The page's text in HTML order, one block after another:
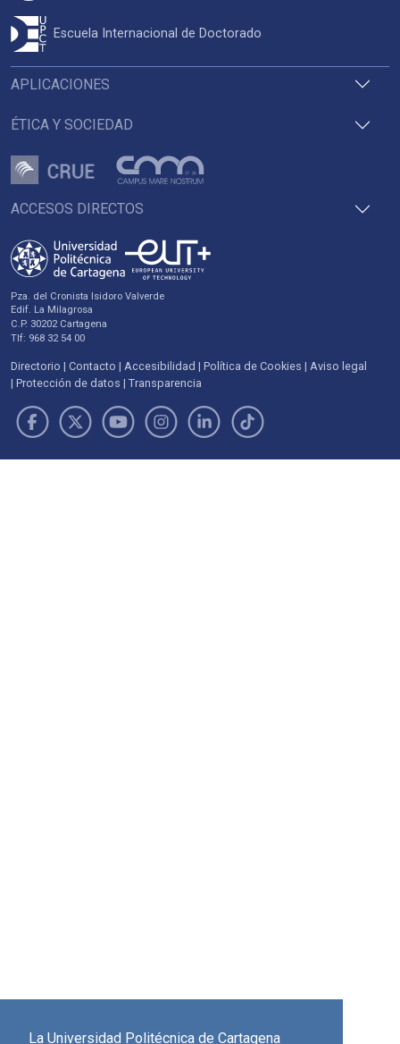
La Universidad Politécnica de Cartagena
ACCESOS DIRECTOS
Pza. del Cronista Isidoro Valverde
Edif. La Milagrosa
C.P. 30202 Cartagena
Tlf: 968 32 54 00
Directorio Contacto Accesibilidad Política de Cookies
Aviso legal
Protección de datos
Transparencia
APLICACIONES
ÉTICA Y SOCIEDAD
Escuela Internacional de Doctorado